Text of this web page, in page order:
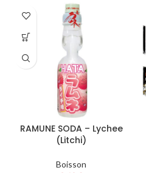
RAMUNE SODA – Lychee
(Litchi)
Boisson